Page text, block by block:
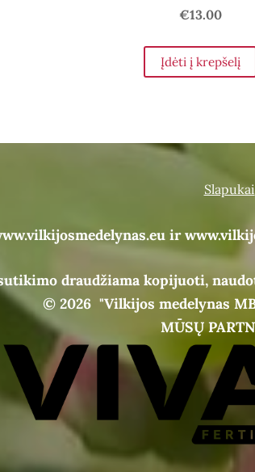
€13.00
Įdėti į krepšelį
Slapukai
ir
draudžiama kopijuoti,
© 2026 "Vilkijos medelynas
MŪSŲ